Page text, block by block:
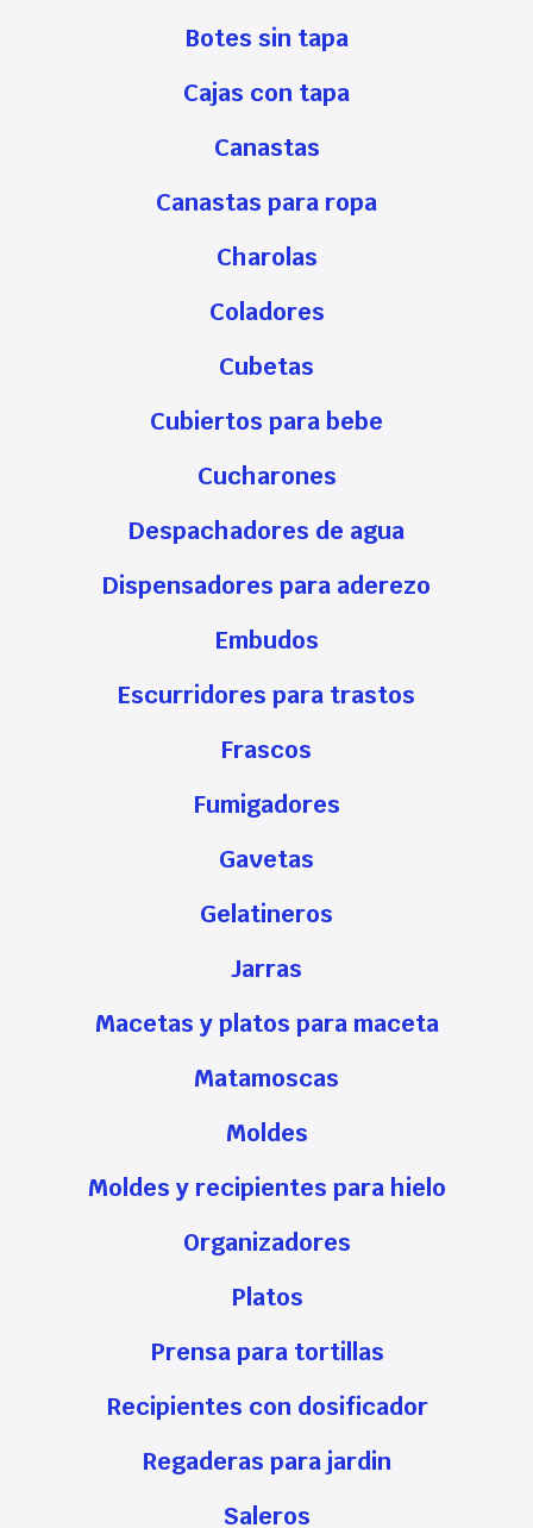
Botes sin tapa
Cajas con tapa
Canastas
Canastas para ropa
Charolas
Coladores
Cubetas
Cubiertos para bebe
Cucharones
Despachadores de agua
Dispensadores para aderezo
Embudos
Escurridores para trastos
Frascos
Fumigadores
Gavetas
Gelatineros
Jarras
Macetas y platos para maceta
Matamoscas
Moldes
Moldes y recipientes para hielo
Organizadores
Platos
Prensa para tortillas
Recipientes con dosificador
Regaderas para jardin
Saleros